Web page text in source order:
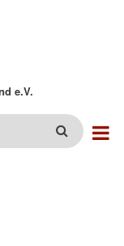
e.V.